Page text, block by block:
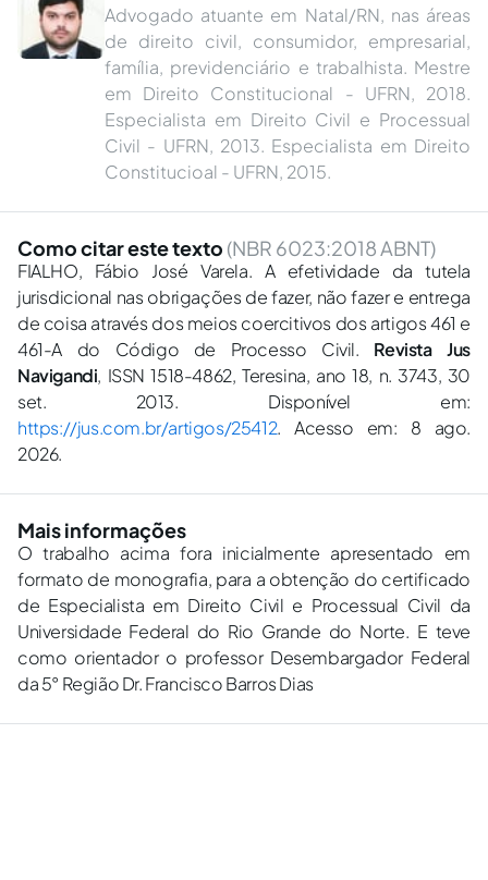
Advogado atuante em Natal/RN, nas áreas
de direito civil, consumidor, empresarial,
família, previdenciário e trabalhista. Mestre
em Direito Constitucional - UFRN, 2018.
Especialista em Direito Civil e Processual
Civil - UFRN, 2013. Especialista em Direito
Constitucioal - UFRN, 2015.
Como citar este texto (NBR 6023:2018 ABNT)
FIALHO, Fábio José Varela. A efetividade da tutela
jurisdicional nas obrigações de fazer, não fazer e entrega
de coisa através dos meios coercitivos dos artigos 461 e
461-A do Código de Processo Civil. Revista Jus
Navigandi, ISSN 1518-4862, Teresina, ano 18, n. 3743, 30
set. 2013. Disponível em:
https://jus.com.br/artigos/25412. Acesso em: 8 ago.
2026.
Mais informações
O trabalho acima fora inicialmente apresentado em
formato de monografia, para a obtenção do certificado
de Especialista em Direito Civil e Processual Civil da
Universidade Federal do Rio Grande do Norte. E teve
como orientador o professor Desembargador Federal
da 5° Região Dr. Francisco Barros Dias